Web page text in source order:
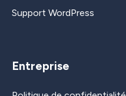
Support WordPress
Entreprise